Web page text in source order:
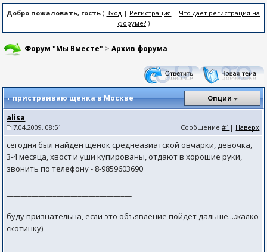
Добро пожаловать, гость ( Вход | Регистрация | Что даёт регистрация на
форуме?)
Форум "Мы Вместе" >Архив форума
пристраиваю щенка в Москве Опции
аlisа
7.04.2009, 08:51 Сообщение#1 | Наверх
сегодня был найден щенок среднеазиатской овчарки, девочка,
3-4 месяца, хвост и уши купированы, отдают в хорошие руки,
звонить по телефону - 8-9859603690
буду признательна, если это объявление пойдет дальше....жалко
скотинку)